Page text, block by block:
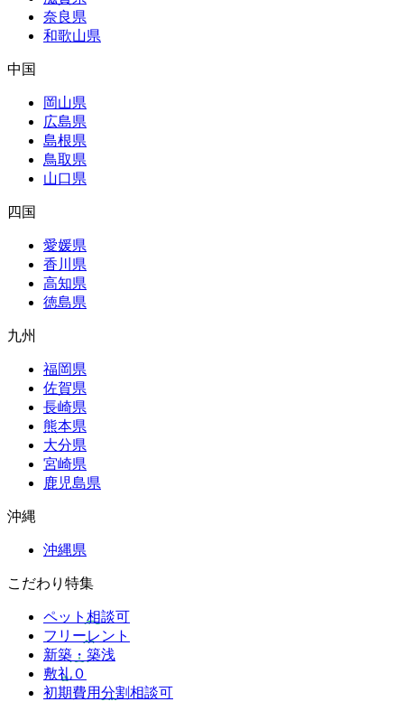
奈良県
和歌山県
中国
岡山県
広島県
島根県
鳥取県
山口県
四国
愛媛県
香川県
高知県
徳島県
九州
福岡県
佐賀県
長崎県
熊本県
大分県
宮崎県
鹿児島県
沖縄
沖縄県
こだわり特集
ペット相談可
フリーレント
新築・築浅
敷礼０
初期費用分割相談可